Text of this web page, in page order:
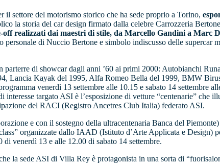
settore del motorismo storico che ha sede proprio a Torino,
la storia del car design firmato dalla celebre Carrozzeria
off realizzati dai maestri di stile, da Marcello Gandini a Marc
di Nuccio Bertone e simbolo indiscusso delle supercar
di showcar dagli anni ’60 ai primi 2000: Autobianchi
Lancia Kayak del 1995, Alfa Romeo Bella del 1999, BMW
venerdì 13 settembre alle 10.15 e sabato 14 settembre
targato ASI è l’esposizione di vetture “centenarie”
del RACI (Registro Ancetres Club Italia) federato ASI.
e con il sostegno della ultracentenaria Banca del
organizzate dallo IAAD (Istituto d’Arte Applicata e Design)
venerdì 13 e alle 12.00 di sabato 14 settembre.
la sede ASI di Villa Rey è protagonista in una sorta di